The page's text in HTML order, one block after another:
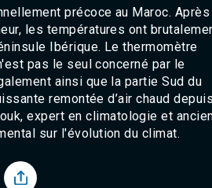
Safi 92.3
Taza
Taounate 95.6
Tiznit 103.1
SkhourRhamna 92.2
Taroudant 104.9
Guelmim 91.9
Tan-Tan
Tafraout 104.9
précoce au Maroc. Après
les températures ont
Ibérique. Le thermomètre
pas le seul concerné par le
ainsi que la partie Sud du
remontée d’air chaud
expert en climatologie et
sur l'évolution du climat.